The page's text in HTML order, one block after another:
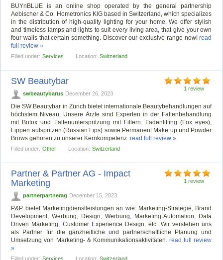
BUYnBLUE is an online shop operated by the general partnership
Aebischer & Co. Hometronics KlG based in Switzerland, which specializes
in the distribution of high-quality lighting for your home. We offer stylish
and timeless lamps and lights to suit every living area, that give your own
four walls that certain something. Discover our exclusive range now!read
full review »
Filled under: Services Location: Switzerland
1 review
SW Beautybar
swbeautybarus December 26, 2023
Die SW Beautybar in Zürich bietet internationale Beautybehandlungen auf
höchstem Niveau. Unsere Ärzte sind Experten in der Faltenbehandlung
mit Botox und Faltenunterspritzung mit Fillern. Fadenlifting (Fox eyes),
Lippen aufspritzen (Russian Lips) sowie Permanent Make up und Powder
Brows gehören zu unserer Kernkompetenz.read full review »
Filled under: Other Location: Switzerland
1 review
Partner & Partner AG - Impact
Marketing
partnerpartnerag December 15, 2023
P&P bietet Marketingdienstleistungen an wie: Marketing-Strategie, Brand
Development, Werbung, Design, Werbung, Marketing Automation, Data
Driven Marketing, Customer Experience Design, etc. Wir verstehen uns
als Partner für die ganzheitliche und partnerschaftliche Planung und
Umsetzung von Marketing- & Kommunikationsaktivitäten. read full review
»
Filled under: Services Location: Switzerland